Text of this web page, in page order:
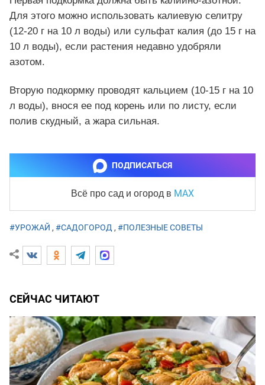
Для этого можно использовать калиевую селитру
(12-20 г на 10 л воды) или сульфат калия (до 15 г на
10 л воды), если растения недавно удобряли
азотом.
Вторую подкормку проводят кальцием (10-15 г на 10
л воды), внося ее под корень или по листу, если
полив скудный, а жара сильная.
ПОДПИСАТЬСЯ
Всё про сад и огород в MAX
#УРОЖАЙ , #САДОГОРОД , #ПОЛЕЗНЫЕ СОВЕТЫ
СЕЙЧАС ЧИТАЮТ